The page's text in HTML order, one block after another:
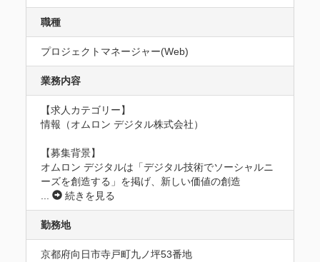
職種
プロジェクトマネージャー(Web)
業務内容
【求人カテゴリー】
情報（オムロン デジタル株式会社）
【募集背景】
オムロン デジタルは「デジタル技術でソーシャルニ
ーズを創造する」を掲げ、新しい価値の創造
続きを見る
勤務地
京都府向日市寺戸町九ノ坪53番地